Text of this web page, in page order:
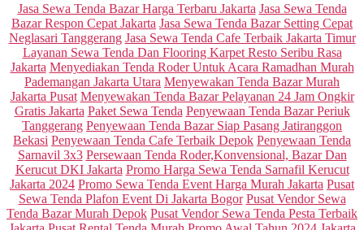
Categories
Jasa Sewa Tenda Bazar Harga Terbaru Jakarta Jasa Sewa Tenda
Bazar Respon Cepat Jakarta Jasa Sewa Tenda Bazar Setting Cepat
Neglasari Tanggerang Jasa Sewa Tenda Cafe Terbaik Jakarta Timur
Layanan Sewa Tenda Dan Flooring Karpet Resto Seribu Rasa
Jakarta Menyediakan Tenda Roder Untuk Acara Ramadhan Murah
Pademangan Jakarta Utara Menyewakan Tenda Bazar Murah
Jakarta Pusat Menyewakan Tenda Bazar Pelayanan 24 Jam Ongkir
Gratis Jakarta Paket Sewa Tenda Penyewaan Tenda Bazar Periuk
Tanggerang Penyewaan Tenda Bazar Siap Pasang Jatiranggon
Bekasi Penyewaan Tenda Cafe Terbaik Depok Penyewaan Tenda
Sarnavil 3x3 Persewaan Tenda Roder,Konvensional, Bazar Dan
Kerucut DKI Jakarta Promo Harga Sewa Tenda Sarnafil Kerucut
Jakarta 2024 Promo Sewa Tenda Event Harga Murah Jakarta Pusat
Sewa Tenda Plafon Event Di Jakarta Bogor Pusat Vendor Sewa
Tenda Bazar Murah Depok Pusat Vendor Sewa Tenda Pesta Terbaik